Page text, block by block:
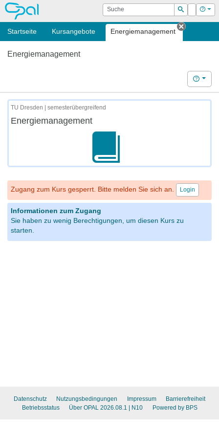
OPAL Suche
Suchen
Login Hilfe
Startseite Kursangebote Energiemanagement
Tab
Energiemanagement
Hilfe
TU Dresden | semesterübergreifend
Energiemanagement
Zugang zum Kurs gesperrt. Bitte melden Sie sich an. Login
Informationen zum Zugang
Sie haben zu wenig Berechtigungen, um diesen Kurs zu
starten.
Datenschutz Nutzungsbedingungen Impressum
Barrierefreiheit
Betriebsstatus
Über OPAL 2026.08.1 | N10 Powered by BPS